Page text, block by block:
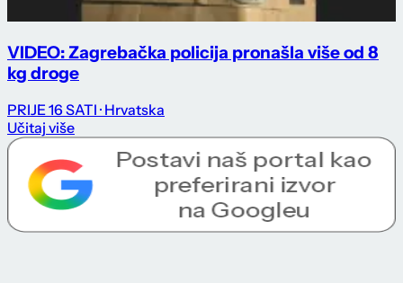
VIDEO: Zagrebačka policija pronašla više od 8
kg droge
PRIJE 16 SATI · Hrvatska
Učitaj više